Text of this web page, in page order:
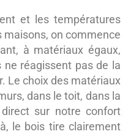
et les températures
maisons, on commence
à matériaux égaux,
réagissent pas de la
Le choix des matériaux
dans le toit, dans la
sur notre confort
le bois tire clairement